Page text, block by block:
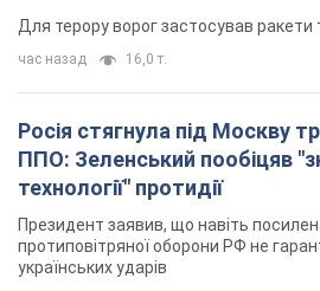
Для терору ворог застосував ракети
час назад 16,0 т.
Росія стягнула під Москву
ППО: Зеленський пообіцяв
технології" протидії
Президент заявив, що навіть
протиповітряної оборони РФ не
українських ударів